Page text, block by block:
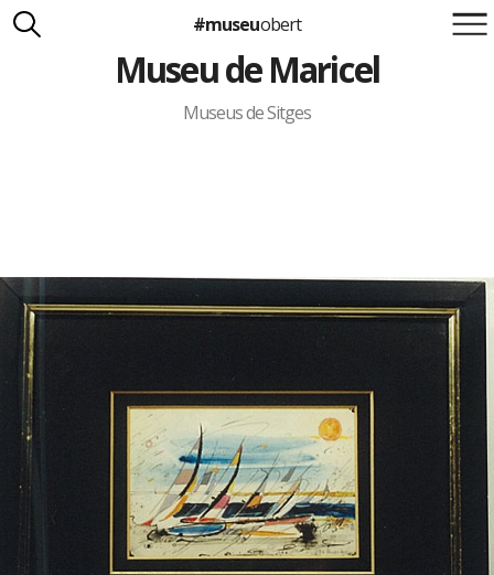
Suma't a la iniciativa
Carlota Royo
Francesca Barcellona
#museuobert
Museu de Maricel
Museus de Sitges